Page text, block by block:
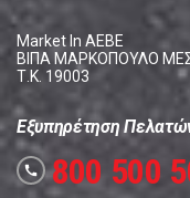
Market In ΑΕΒΕ
ΒΙΠΑ ΜΑΡΚΟΠΟΥΛΟ
Τ.Κ. 19003
Εξυπηρέτηση
call 800 500